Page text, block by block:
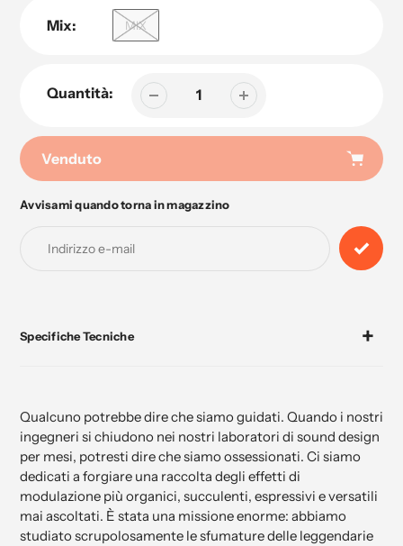
Mix: MIX
Quantità:
Venduto
Aggiunta
prodotto
Avvisami quando torna in magazzino
Specifiche Tecniche
Qualcuno potrebbe dire che siamo guidati. Quando i nostri
ingegneri si chiudono nei nostri laboratori di sound design
per mesi, potresti dire che siamo ossessionati. Ci siamo
dedicati a forgiare una raccolta degli effetti di
modulazione più organici, succulenti, espressivi e versatili
mai ascoltati. È stata una missione enorme: abbiamo
studiato scrupolosamente le sfumature delle leggendarie